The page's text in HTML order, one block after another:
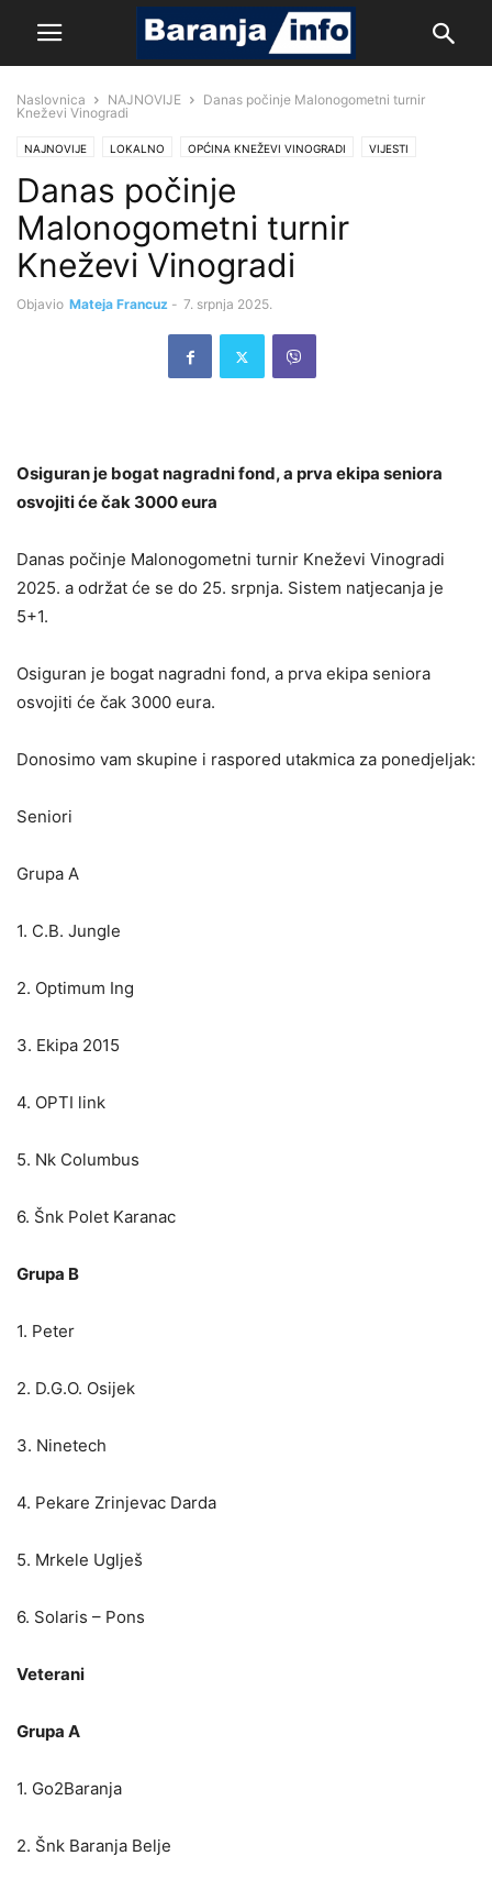
Naslovnica NAJNOVIJE
Danas počinje Malonogometni turnir
Kneževi Vinogradi
NAJNOVIJE LOKALNO OPĆINA KNEŽEVI VINOGRADI VIJESTI
Danas počinje
Malonogometni turnir
Kneževi Vinogradi
Objavio Mateja Francuz - 7. srpnja 2025.
Osiguran je bogat nagradni fond, a prva ekipa seniora
osvojiti će čak 3000 eura
Danas počinje Malonogometni turnir Kneževi Vinogradi
2025. a održat će se do 25. srpnja. Sistem natjecanja je
5+1.
Osiguran je bogat nagradni fond, a prva ekipa seniora
osvojiti će čak 3000 eura.
Donosimo vam skupine i raspored utakmica za ponedjeljak:
Seniori
Grupa A
1. C.B. Jungle
2. Optimum Ing
3. Ekipa 2015
4. OPTI link
5. Nk Columbus
6. Šnk Polet Karanac
Grupa B
1. Peter
2. D.G.O. Osijek
3. Ninetech
4. Pekare Zrinjevac Darda
5. Mrkele Uglješ
6. Solaris – Pons
Veterani
Grupa A
1. Go2Baranja
2. Šnk Baranja Belje